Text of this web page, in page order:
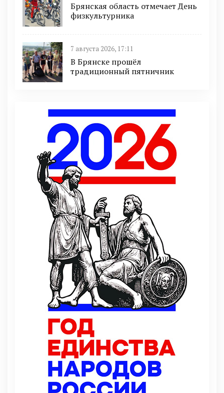
Брянская область отмечает День
физкультурника
7 августа 2026, 17:11
В Брянске прошёл
традиционный пятничник